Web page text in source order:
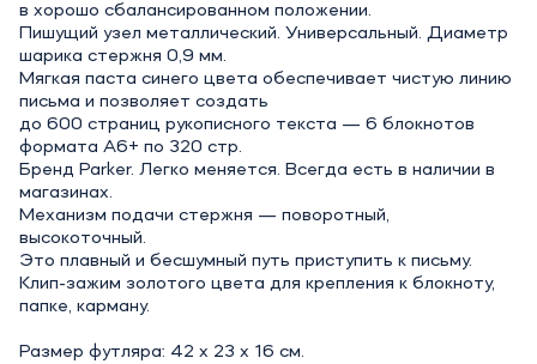
в хорошо сбалансированном положении.
Пишущий узел металлический. Универсальный. Диаметр
шарика стержня 0,9 мм.
Мягкая паста синего цвета обеспечивает чистую линию
письма и позволяет создать
до 600 страниц рукописного текста — 6 блокнотов
формата А6+ по 320 стр.
Бренд Parker. Легко меняется. Всегда есть в наличии в
магазинах.
Механизм подачи стержня — поворотный,
высокоточный.
Это плавный и бесшумный путь приступить к письму.
Клип-зажим золотого цвета для крепления к блокноту,
папке, карману.
Размер футляра: 42 х 23 х 16 см.